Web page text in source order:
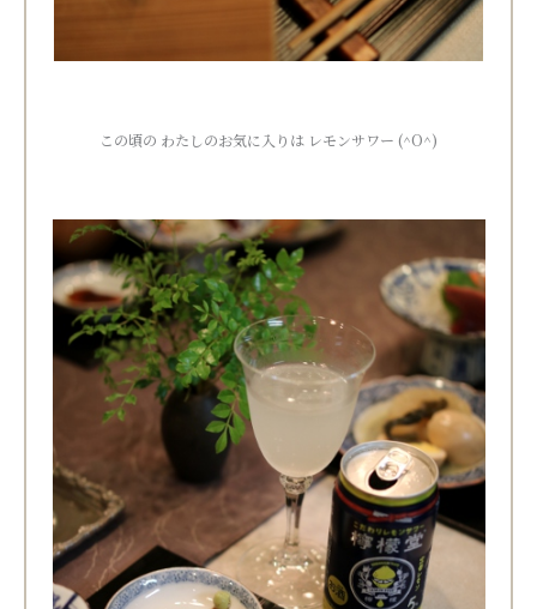
この頃の わたしのお気に入りは レモンサワー (^O^)